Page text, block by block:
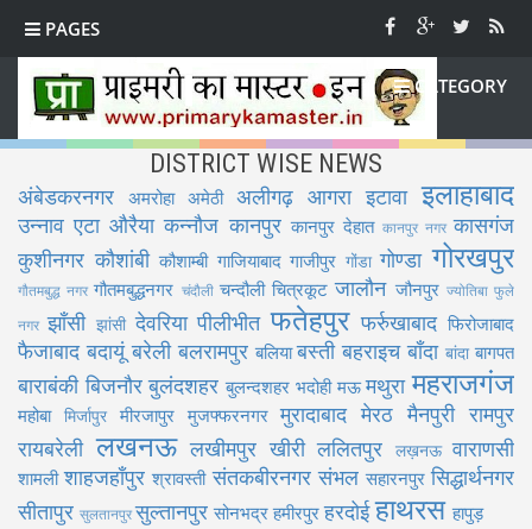
PAGES
CATEGORY
DISTRICT WISE NEWS
अंबेडकरनगर अमरोहा अमेठी अलीगढ़ आगरा इटावा इलाहाबाद
उन्नाव एटा औरैया कन्नौज कानपुर कानपुर देहात कानपुर नगर कासगंज
कुशीनगर कौशांबी कौशाम्बी गाजियाबाद गाजीपुर गोंडा गोण्डा गोरखपुर
गौतमबुद्ध नगर गौतमबुद्धनगर चंदौली चन्दौली चित्रकूट जालौन जौनपुर ज्योतिबा फुले
नगर झाँसी झांसी देवरिया पीलीभीत फतेहपुर फर्रुखाबाद फिरोजाबाद
फैजाबाद बदायूं बरेली बलरामपुर बलिया बस्ती बहराइच बाँदा बांदा बागपत
बाराबंकी बिजनौर बुलंदशहर बुलन्दशहर भदोही मऊ मथुरा महराजगंज
महोबा मिर्जापुर मीरजापुर मुजफ्फरनगर मुरादाबाद मेरठ मैनपुरी रामपुर
रायबरेली लखनऊ लखीमपुर खीरी ललितपुर लख़नऊ वाराणसी
शामली शाहजहाँपुर श्रावस्ती संतकबीरनगर संभल सहारनपुर सिद्धार्थनगर
सीतापुर सुलतानपुरसुल्तानपुर सोनभद्र हमीरपुर हरदोई हाथरस हापुड़